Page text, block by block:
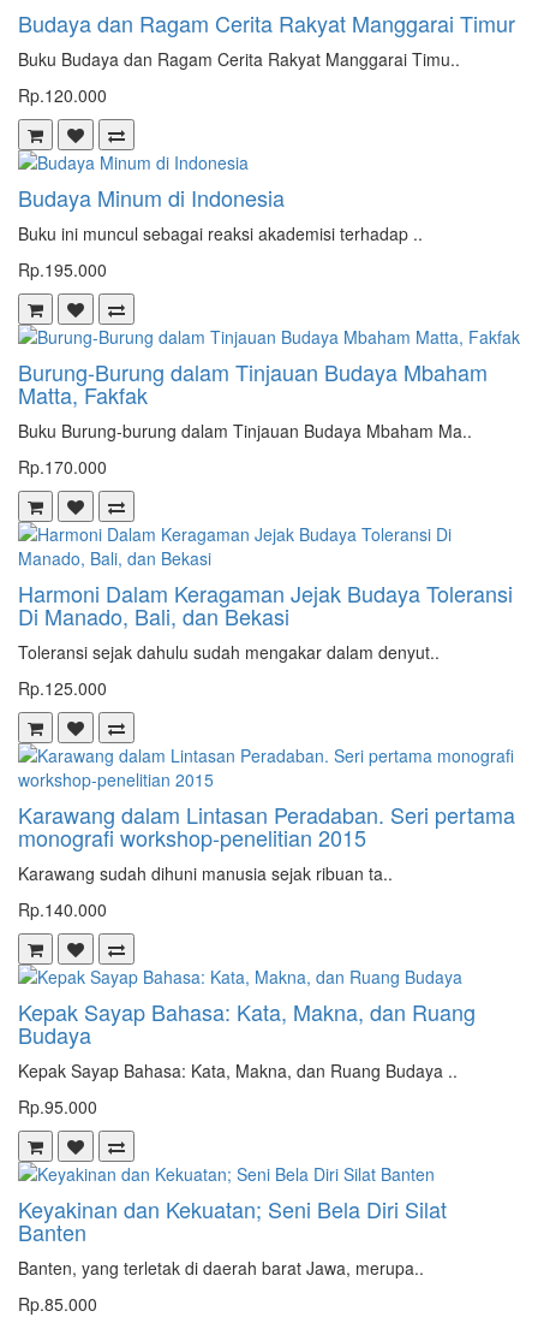
Budaya dan Ragam Cerita Rakyat Manggarai Timur
Buku Budaya dan Ragam Cerita Rakyat Manggarai Timu..
Rp.120.000
Budaya Minum di Indonesia
Buku ini muncul sebagai reaksi akademisi terhadap ..
Rp.195.000
Burung-Burung dalam Tinjauan Budaya Mbaham
Matta, Fakfak
Buku Burung-burung dalam Tinjauan Budaya Mbaham Ma..
Rp.170.000
Harmoni Dalam Keragaman Jejak Budaya Toleransi
Di Manado, Bali, dan Bekasi
Toleransi sejak dahulu sudah mengakar dalam denyut..
Rp.125.000
Karawang dalam Lintasan Peradaban. Seri pertama
monografi workshop-penelitian 2015
Karawang sudah dihuni manusia sejak ribuan ta..
Rp.140.000
Kepak Sayap Bahasa: Kata, Makna, dan Ruang
Budaya
Kepak Sayap Bahasa: Kata, Makna, dan Ruang Budaya ..
Rp.95.000
Keyakinan dan Kekuatan; Seni Bela Diri Silat
Banten
Banten, yang terletak di daerah barat Jawa, merupa..
Rp.85.000